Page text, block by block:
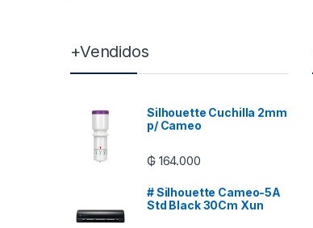
+Vendidos
Silhouette Cuchilla 2mm
p/ Cameo
₲ 164.000
# Silhouette Cameo-5A
Std Black 30Cm Xun